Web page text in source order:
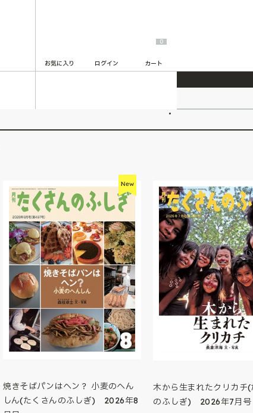
2026/7/23
お気に入り ログイン
0
カート
焼きそばパンはヘン？ 小麦のへん
しん(たくさんのふしぎ) 2026年8
木から生まれたクリカチ(
のふしぎ) 2026年7月号